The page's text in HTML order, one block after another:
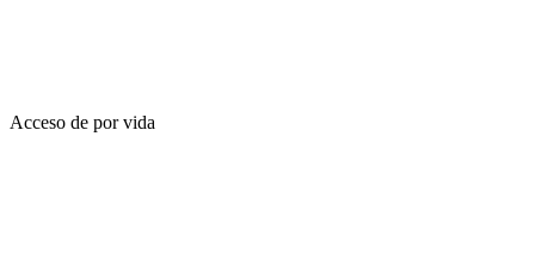
Acceso de por vida